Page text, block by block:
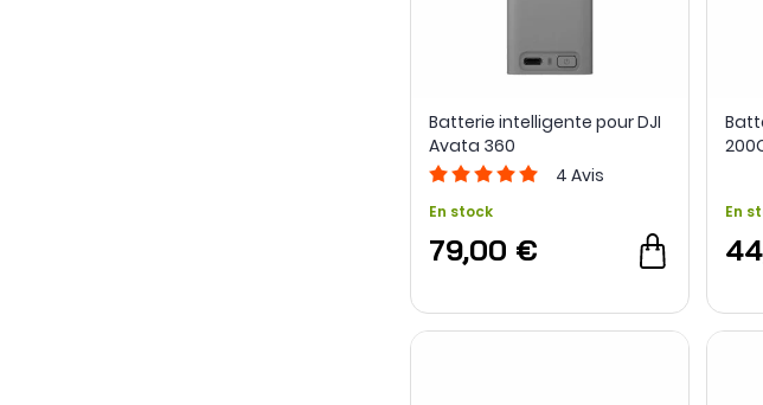
Batterie intelligente pour DJI
Avata 360
4 Avis
En stock
79,00 €
En